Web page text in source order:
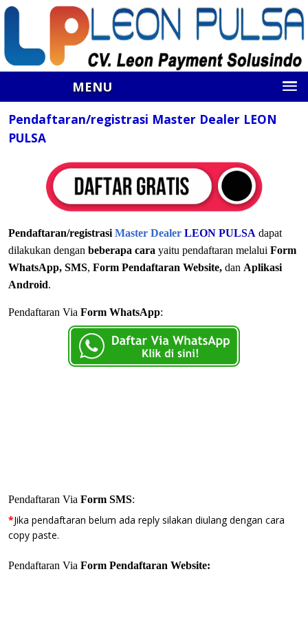
MENU
Pendaftaran/registrasi Master Dealer LEON
PULSA
Pendaftaran/registrasi Master Dealer LEON PULSA dapat
dilakukan dengan beberapa cara yaitu pendaftaran melalui Form
WhatsApp, SMS, Form Pendaftaran Website, dan Aplikasi
Android.
Pendaftaran Via Form WhatsApp:
Pendaftaran Via Form SMS:
*Jika pendaftaran belum ada reply silakan diulang dengan cara
copy paste.
Pendaftaran Via Form Pendaftaran Website: